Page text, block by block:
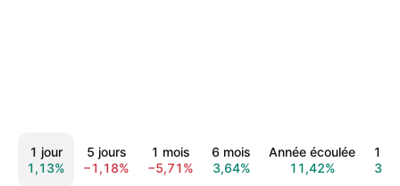
1 jour
1,13%
5 jours
−1,18%
1 mois
−5,71%
6 mois
3,64%
Année écoulée
11,42%
1